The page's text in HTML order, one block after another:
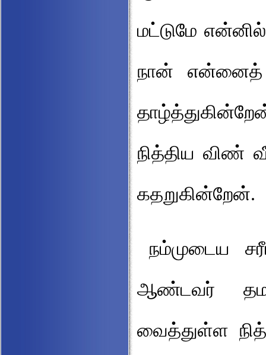
மட்டுமே
நான் என்னைத்
நித்திய விண்
கதறுகின்றேன்.
நம்முடைய
ஆண்டவர்
வைத்துள்ள